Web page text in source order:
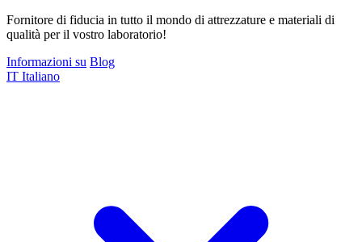
Fornitore di fiducia in tutto il mondo di attrezzature e materiali di
qualità per il vostro laboratorio!
Informazioni su Blog
IT Italiano